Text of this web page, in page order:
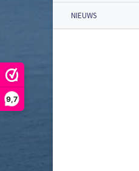
9,7
NIEUWS